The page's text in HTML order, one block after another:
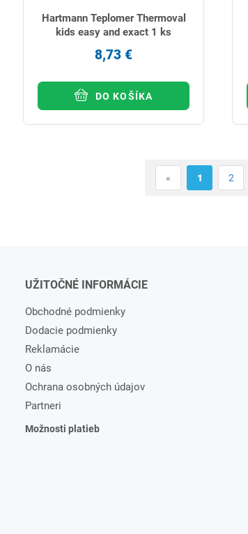
Hartmann Teplomer Thermoval
kids easy and exact 1 ks
8,73 €
DO KOŠÍKA
« 1 2
UŽITOČNÉ INFORMÁCIE
Obchodné podmienky
Dodacie podmienky
Reklamácie
O nás
Ochrana osobných údajov
Partneri
Možnosti platieb